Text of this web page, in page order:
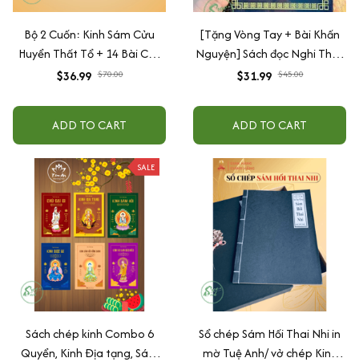
Bộ 2 Cuốn: Kinh Sám Cửu
Huyển Thất Tổ + 14 Bài Chú
Phổ Biến Hằng Ngày
$36.99 $70.00
ADD TO CART
[Tặng Vòng Tay + Bài Khấn
Nguyện] Sách đọc Nghi Thức
Sám Hối và tổng hợp các bài
cứng chữ to, in rõ phù hợp
mọi lứa tuổi
$31.99 $45.00
ADD TO CART
SALE
Sách chép kinh Combo 6
Quyển, Kinh Địa tạng, Sám
Sổ chép Sám Hối Thai Nhi in
mờ Tuệ Anh/ vở chép Kinh